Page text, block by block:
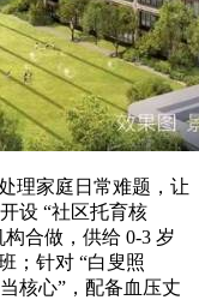
家庭日常难题，让
设 “社区托育核
合做，供给 0-3 岁
；针对 “白叟照
核心”，配备血压丈